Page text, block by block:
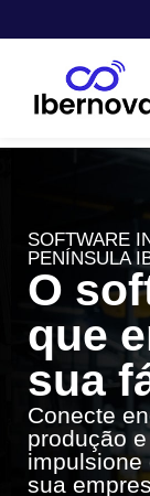
SOFTWARE
PENÍNSULA
O
que
sua
Conecte
produção
impulsione
sua